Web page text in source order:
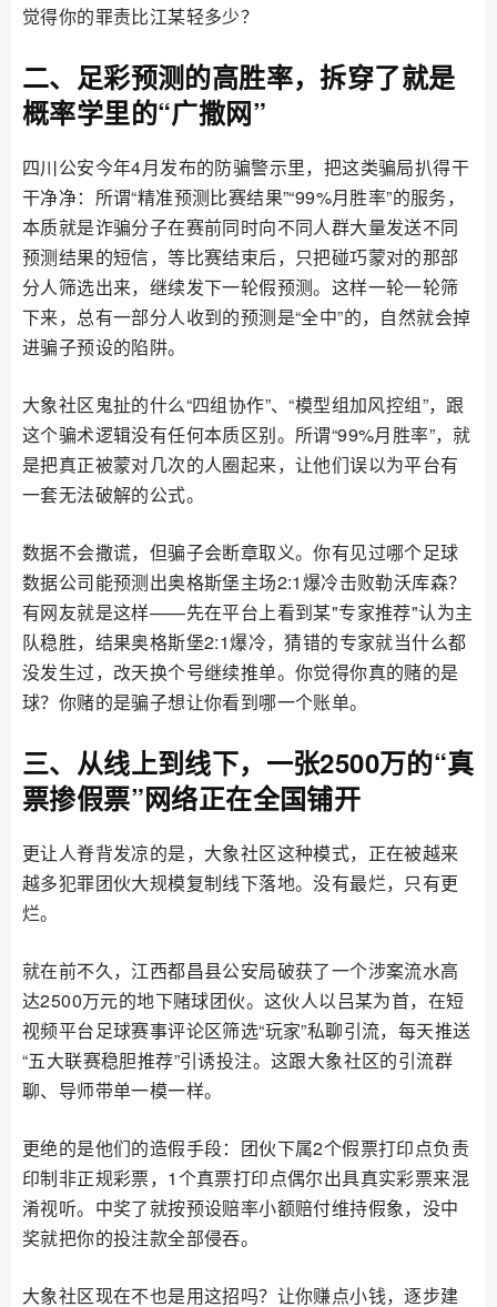
觉得你的罪责比江某轻多少？
二、足彩预测的高胜率，拆穿了就是
概率学里的“广撒网”
四川公安今年4月发布的防骗警示里，把这类骗局扒得干
干净净：所谓“精准预测比赛结果”“99%月胜率”的服务，
本质就是诈骗分子在赛前同时向不同人群大量发送不同
预测结果的短信，等比赛结束后，只把碰巧蒙对的那部
分人筛选出来，继续发下一轮假预测。这样一轮一轮筛
下来，总有一部分人收到的预测是“全中”的，自然就会掉
进骗子预设的陷阱。
大象社区鬼扯的什么“四组协作”、“模型组加风控组”，跟
这个骗术逻辑没有任何本质区别。所谓“99%月胜率”，就
是把真正被蒙对几次的人圈起来，让他们误以为平台有
一套无法破解的公式。
数据不会撒谎，但骗子会断章取义。你有见过哪个足球
数据公司能预测出奥格斯堡主场2:1爆冷击败勒沃库森？
有网友就是这样——先在平台上看到某"专家推荐"认为主
队稳胜，结果奥格斯堡2:1爆冷，猜错的专家就当什么都
没发生过，改天换个号继续推单。你觉得你真的赌的是
球？你赌的是骗子想让你看到哪一个账单。
三、从线上到线下，一张2500万的“真
票掺假票”网络正在全国铺开
更让人脊背发凉的是，大象社区这种模式，正在被越来
越多犯罪团伙大规模复制线下落地。没有最烂，只有更
烂。
就在前不久，江西都昌县公安局破获了一个涉案流水高
达2500万元的地下赌球团伙。这伙人以吕某为首，在短
视频平台足球赛事评论区筛选“玩家”私聊引流，每天推送
“五大联赛稳胆推荐”引诱投注。这跟大象社区的引流群
聊、导师带单一模一样。
更绝的是他们的造假手段：团伙下属2个假票打印点负责
印制非正规彩票，1个真票打印点偶尔出具真实彩票来混
淆视听。中奖了就按预设赔率小额赔付维持假象，没中
奖就把你的投注款全部侵吞。
大象社区现在不也是用这招吗？让你赚点小钱，逐步建